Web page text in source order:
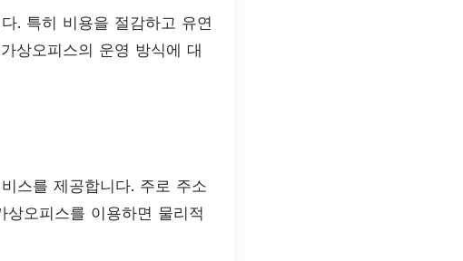
. 특히 비용을 절감하고 유연
상오피스의 운영 방식에 대
스를 제공합니다. 주로 주소
오피스를 이용하면 물리적